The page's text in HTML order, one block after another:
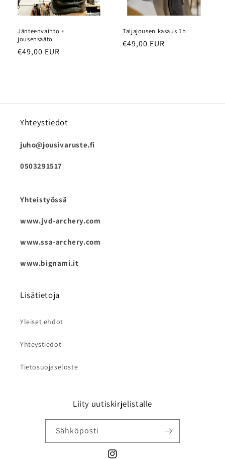
Jänteenvaihto +
jousensäätö
Normaalihinta
€49,00 EUR
Taljajousen kasaus 1h
Normaalihinta
€49,00 EUR
Yhteystiedot
juho@jousivaruste.fi
0503291517
Yhteistyössä
www.jvd-archery.com
www.ssa-archery.com
www.bignami.it
Lisätietoja
Yleiset ehdot
Yhteystiedot
Tietosuojaseloste
Liity uutiskirjelistalle
Sähköposti